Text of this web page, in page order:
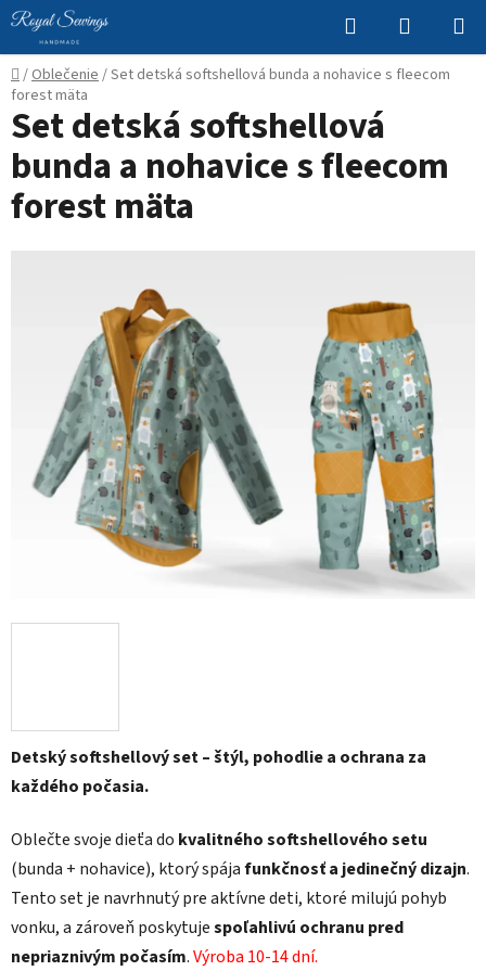
Prejsť
na
obsah
Hľadať
KOŠÍK
Domov
/Oblečenie/Set detská softshellová bunda a nohavice s fleecom
forest mäta
Detský softshellový set – štýl, pohodlie a ochrana za
každého počasia.
Oblečte svoje dieťa do kvalitného softshellového setu
(bunda + nohavice), ktorý spájafunkčnosť a jedinečný dizajn.
Tento set je navrhnutý pre aktívne deti, ktoré milujú pohyb
vonku, a zároveň poskytujespoľahlivú ochranu pred
nepriaznivým počasím.Výroba 10-14 dní.
Set detská softshellová
bunda a nohavice s fleecom
forest mäta